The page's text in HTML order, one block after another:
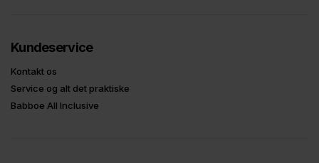
Kundeservice
Kontakt os
Service og alt det praktiske
Babboe All Inclusive